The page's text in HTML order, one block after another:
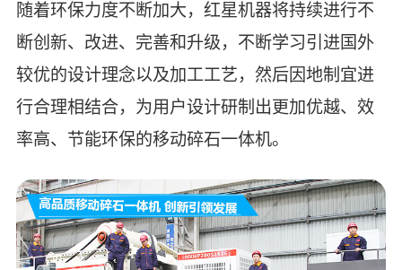
随着环保力度不断加大，红星机器将持续进行不
断创新、改进、完善和升级，不断学习引进国外
较优的设计理念以及加工工艺，然后因地制宜进
行合理相结合，为用户设计研制出更加优越、效
率高、节能环保的移动碎石一体机。